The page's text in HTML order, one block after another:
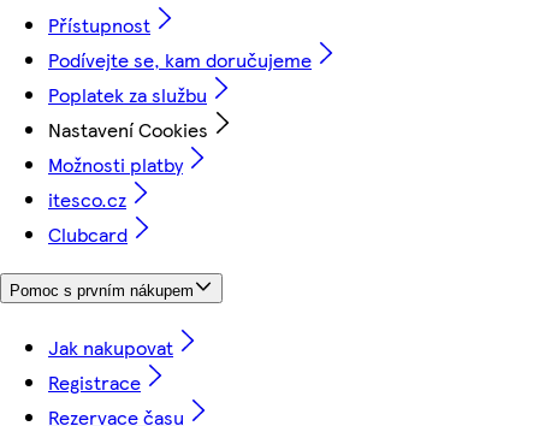
Přístupnost
Podívejte se, kam doručujeme
Poplatek za službu
Nastavení Cookies
Možnosti platby
itesco.cz
Clubcard
Pomoc s prvním nákupem
Jak nakupovat
Registrace
Rezervace času